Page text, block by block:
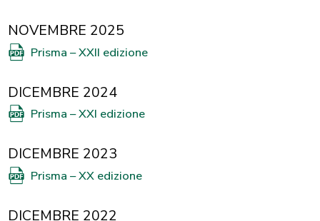
NOVEMBRE 2025
Prisma – XXII edizione
DICEMBRE 2024
Prisma – XXI edizione
DICEMBRE 2023
Prisma – XX edizione
DICEMBRE 2022